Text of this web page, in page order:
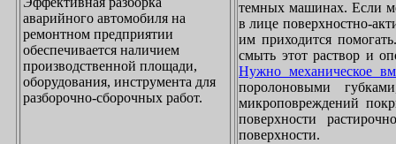
аварийного автомобиля на
ремонтном предприятии
обеспечивается наличием
производственной площади,
оборудования, инструмента для
разборочно-сборочных работ.
темных машинах. Если
в лице поверхностно-
им приходится
смыть этот раствор и
Нужно механическое
поролоновыми
микроповреждений
поверхности
поверхности.